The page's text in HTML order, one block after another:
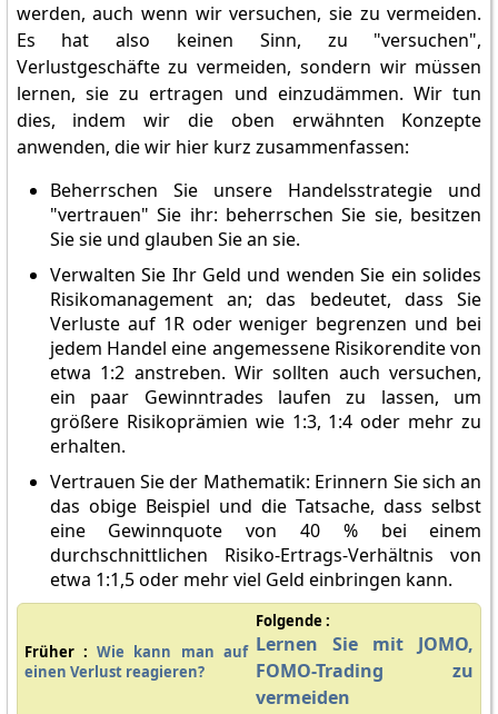
werden, auch wenn wir versuchen, sie zu vermeiden.
Es hat also keinen Sinn, zu "versuchen",
Verlustgeschäfte zu vermeiden, sondern wir müssen
lernen, sie zu ertragen und einzudämmen. Wir tun
dies, indem wir die oben erwähnten Konzepte
anwenden, die wir hier kurz zusammenfassen:
Beherrschen Sie unsere Handelsstrategie und
"vertrauen" Sie ihr: beherrschen Sie sie, besitzen
Sie sie und glauben Sie an sie.
Verwalten Sie Ihr Geld und wenden Sie ein solides
Risikomanagement an; das bedeutet, dass Sie
Verluste auf 1R oder weniger begrenzen und bei
jedem Handel eine angemessene Risikorendite von
etwa 1:2 anstreben. Wir sollten auch versuchen,
ein paar Gewinntrades laufen zu lassen, um
größere Risikoprämien wie 1:3, 1:4 oder mehr zu
erhalten.
Vertrauen Sie der Mathematik: Erinnern Sie sich an
das obige Beispiel und die Tatsache, dass selbst
eine Gewinnquote von 40 % bei einem
durchschnittlichen Risiko-Ertrags-Verhältnis von
etwa 1:1,5 oder mehr viel Geld einbringen kann.
Früher :Wie kann man auf
einen Verlust reagieren?
Folgende :
Lernen Sie mit JOMO,
FOMO-Trading zu
vermeiden